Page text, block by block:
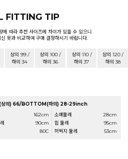
FITTING TIP
에 따라 추천 사이즈에 차이가 있을 수 있으니
옷과 비교하여 구매 결정하시기 바랍니다.
상의 99 /
하의 34
상의 100 /
하의 36
상의 110 /
하의 37
상의 120 /
하의 38
의) 66/BOTTOM(하의) 28-29inch
162cm
90cm
80C
소매둘레
28cm
힙 둘레
95cm
허벅지 둘레
53cm